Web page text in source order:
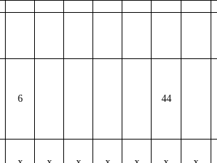
6 44